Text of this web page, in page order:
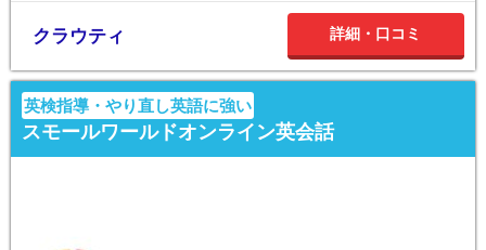
クラウティ 詳細・口コミ
英検指導・やり直し英語に強い
スモールワールドオンライン英会話